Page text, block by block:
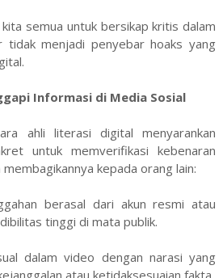
semua untuk bersikap kritis dalam
tidak menjadi penyebar hoaks yang
Informasi di Media Sosial
ahli literasi digital menyarankan
untuk memverifikasi kebenaran
kepada orang lain:
berasal dari akun resmi atau
tinggi di mata publik.
dalam video dengan narasi yang